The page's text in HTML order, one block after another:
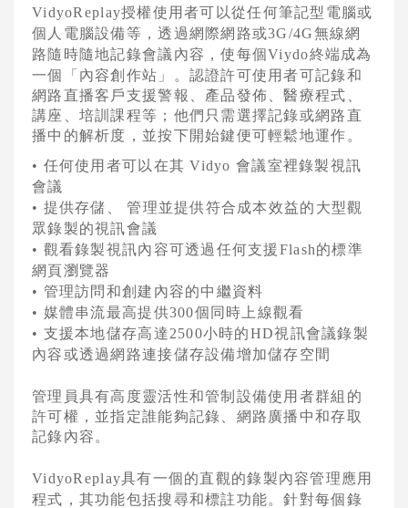
Jabra 整合通訊系統
Konftel UC整合通訊
Vidyo 視訊會議系統
Vidyo 行動視訊系統
Vidyo 會議室視訊系統
Vidyo 網路架構系統
Vidyo 錄影及廣播設備
Vidyo 擬真視訊系統
Vidyo 視訊會議架構
Vidyo 促銷優惠
Cisco 語音與統一通訊
VidyoReplay授權使用者可以從任何筆記型電腦或
個人電腦設備等，透過網際網路或3G/4G無線網
路隨時隨地記錄會議內容，使每個Viydo終端成為
一個「內容創作站」。認證許可使用者可記錄和
網路直播客戶支援警報、產品發佈、醫療程式、
講座、培訓課程等；他們只需選擇記錄或網路直
播中的解析度，並按下開始鍵便可輕鬆地運作。
• 任何使用者可以在其 Vidyo會議室裡錄製視訊
會議
• 提供存儲、
管理並提供符合成本效益的大型觀
眾錄製的視訊會議
• 觀看錄製視訊內容可透過任何支援Flash的標準
網頁瀏覽器
• 管理訪問和創建內容的中繼資料
• 媒體串流最高提供300個同時上線觀看
• 支援本地儲存高達2500小時的HD視訊會議錄製
內容或透過網路連接儲存設備增加儲存空間
管理員具有高度靈活性和管制設備使用者群組的
許可權，並指定誰能夠記錄、網路廣播中和存取
記錄內容。
VidyoReplay具有一個的直觀的錄製內容管理應用
程式，其功能包括搜尋和標註功能。針對每個錄